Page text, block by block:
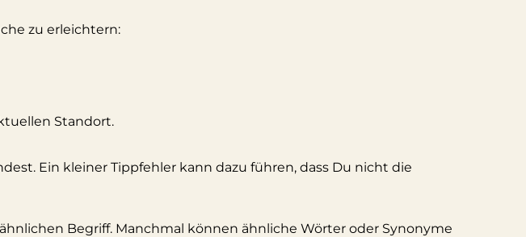
zu erleichtern:
Standort.
Ein kleiner Tippfehler kann dazu führen, dass Du nicht die
Begriff. Manchmal können ähnliche Wörter oder Synonyme